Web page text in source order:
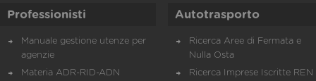
Professionisti
Manuale gestione utenze per
agenzie
Materia ADR-RID-ADN
Autotrasporto
Ricerca Aree di Fermata e
Nulla Osta
Ricerca Imprese Iscritte REN